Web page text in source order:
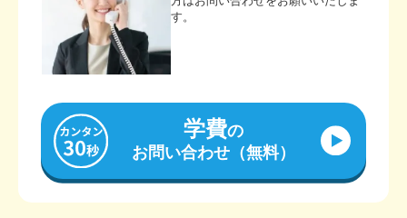
す。
学費の
お問い合わせ（無料）